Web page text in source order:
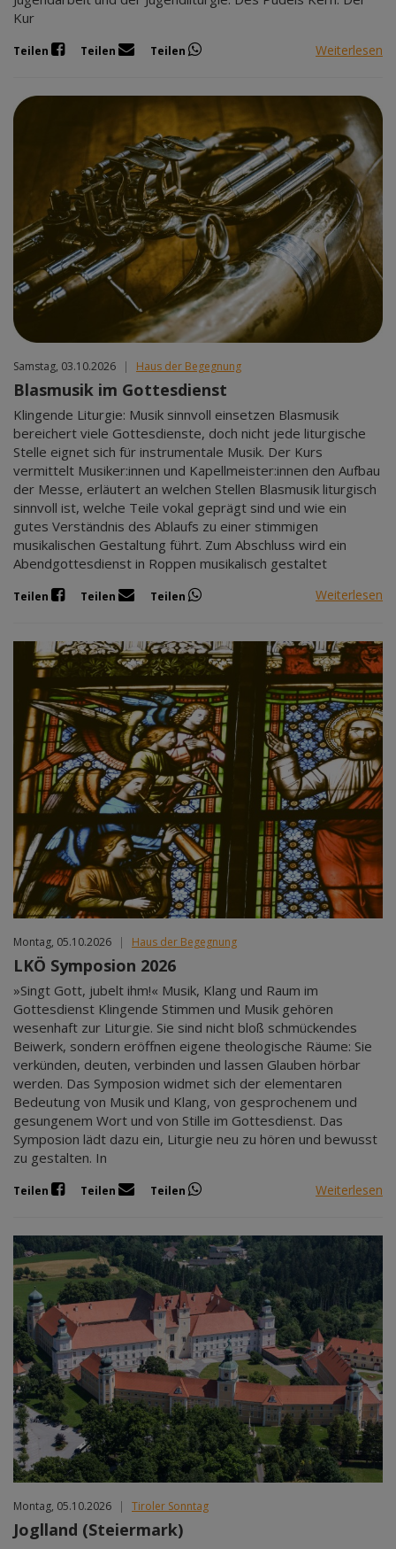
Kur
Teilen Teilen Teilen Weiterlesen
Samstag, 03.10.2026 | Haus der Begegnung
Blasmusik im Gottesdienst
Klingende Liturgie: Musik sinnvoll einsetzen Blasmusik
bereichert viele Gottesdienste, doch nicht jede liturgische
Stelle eignet sich für instrumentale Musik. Der Kurs
vermittelt Musiker:innen und Kapellmeister:innen den Aufbau
der Messe, erläutert an welchen Stellen Blasmusik liturgisch
sinnvoll ist, welche Teile vokal geprägt sind und wie ein
gutes Verständnis des Ablaufs zu einer stimmigen
musikalischen Gestaltung führt. Zum Abschluss wird ein
Abendgottesdienst in Roppen musikalisch gestaltet
Teilen Teilen Teilen Weiterlesen
Montag, 05.10.2026 Haus der Begegnung
LKÖ Symposion 2026
»Singt Gott, jubelt ihm!« Musik, Klang und Raum im
Gottesdienst Klingende Stimmen und Musik gehören
wesenhaft zur Liturgie. Sie sind nicht bloß schmückendes
Beiwerk, sondern eröffnen eigene theologische Räume: Sie
verkünden, deuten, verbinden und lassen Glauben hörbar
werden. Das Symposion widmet sich der elementaren
Bedeutung von Musik und Klang, von gesprochenem und
gesungenem Wort und von Stille im Gottesdienst. Das
Symposion lädt dazu ein, Liturgie neu zu hören und bewusst
zu gestalten. In
Teilen Teilen Teilen Weiterlesen
Montag, 05.10.2026 | Tiroler Sonntag
Joglland (Steiermark)